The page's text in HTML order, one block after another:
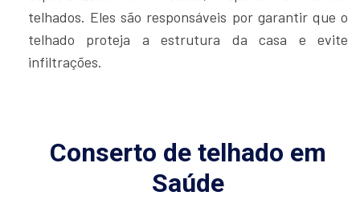
telhados. Eles são responsáveis por garantir que o
telhado proteja a estrutura da casa e evite
infiltrações.
Conserto de telhado em
Saúde